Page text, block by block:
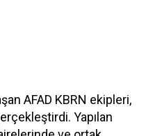
AFAD KBRN ekipleri,
Yapılan